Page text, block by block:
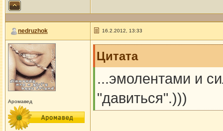
nedruzhok 16.2.2012, 13:33
Аромавед
Цитата
...эмолентами и
"давиться".)))